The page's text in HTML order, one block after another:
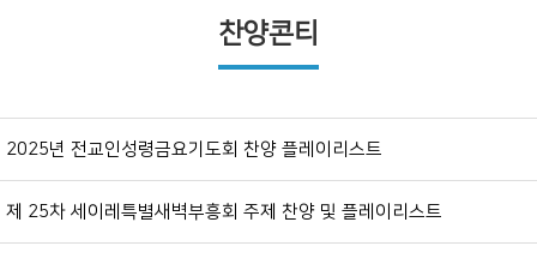
찬양콘티
2025년 전교인성령금요기도회 찬양 플레이리스트
제 25차 세이레특별새벽부흥회 주제 찬양 및 플레이리스트